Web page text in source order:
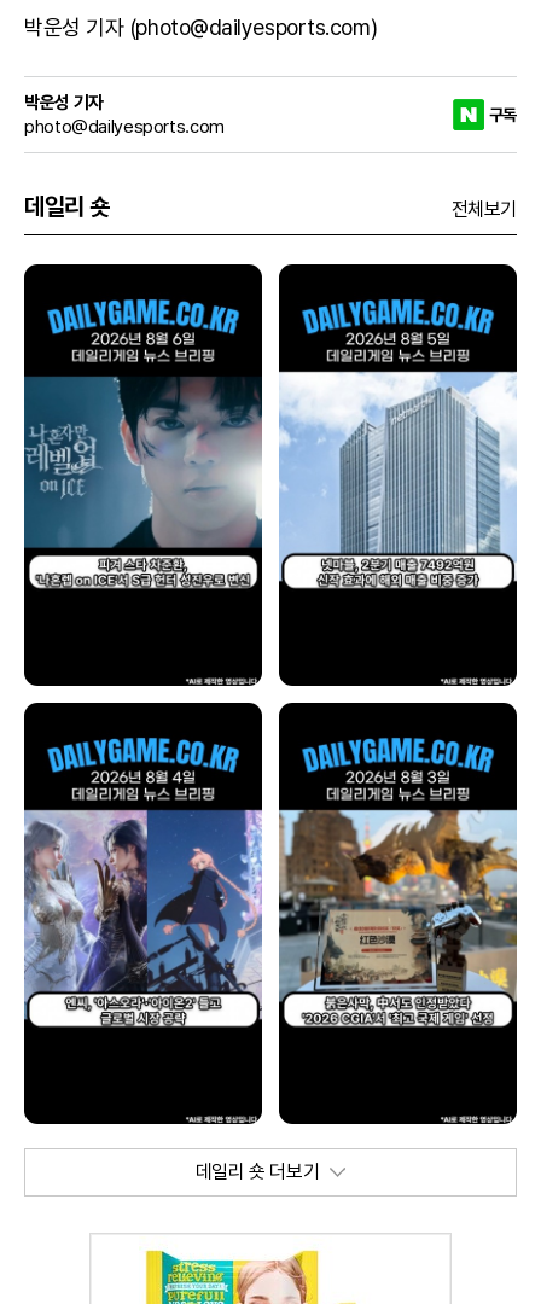
박운성 기자 (photo@dailyesports.com)
박운성 기자
photo@dailyesports.com
구독
데일리 숏 전체보기
데일리 숏 더보기